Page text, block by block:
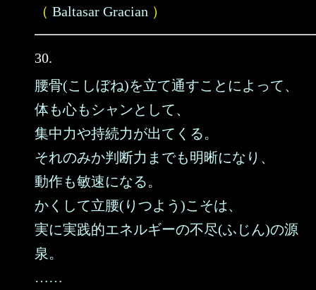
（ Baltasar Gracian ）
30.
腰骨(こしぼね)を立て通すことによって、
体も心もシャンとして、
集中力や持続力が出てくる。
それのみか判断力までも明晰になり、
動作も敏速になる。
かくして立腰(りつよう)こそは、
実に実践的エネルギーの不尽(ふじん)の源
泉。
……